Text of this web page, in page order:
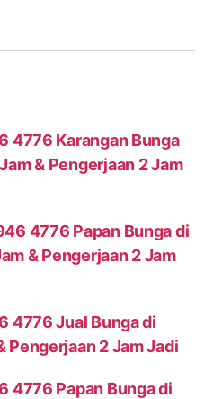
4776 Karangan Bunga
& Pengerjaan 2 Jam
4776 Papan Bunga di
& Pengerjaan 2 Jam
4776 Jual Bunga di
Pengerjaan 2 Jam Jadi
4776 Papan Bunga di